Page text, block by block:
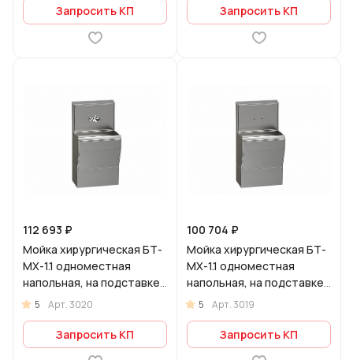
Запросить КП Запросить КП
112 693 ₽
Мойка хирургическая БТ-
МХ-1.1 одноместная
напольная, на подставке,
с 1 локтевым смесителем
5 Арт.3020
Запросить КП
100 704 ₽
Мойка хирургическая БТ-
МХ-1.1 одноместная
напольная, на подставке,
без смесителя
5 Арт.3019
Запросить КП